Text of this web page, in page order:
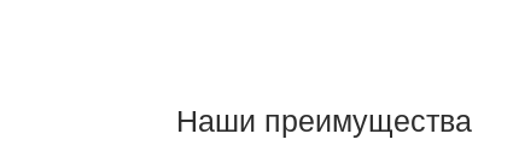
Наши преимущества